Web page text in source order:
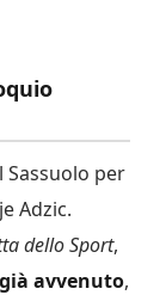
Sassuolo per
Adzic.
dello Sport,
avvenuto,